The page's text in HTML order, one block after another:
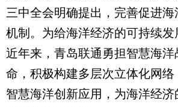
三中全会明确提出，完善促进海
机制。为给海洋经济的可持续发
近年来，青岛联通勇担智慧海洋
命，积极构建多层次立体化网络
智慧海洋创新应用，为海洋经